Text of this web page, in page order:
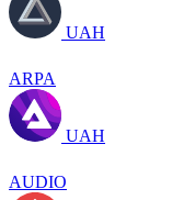
UAH
ARPA
UAH
AUDIO